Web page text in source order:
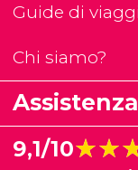
Guide di
Chi siamo?
Assistenza
9,1/10